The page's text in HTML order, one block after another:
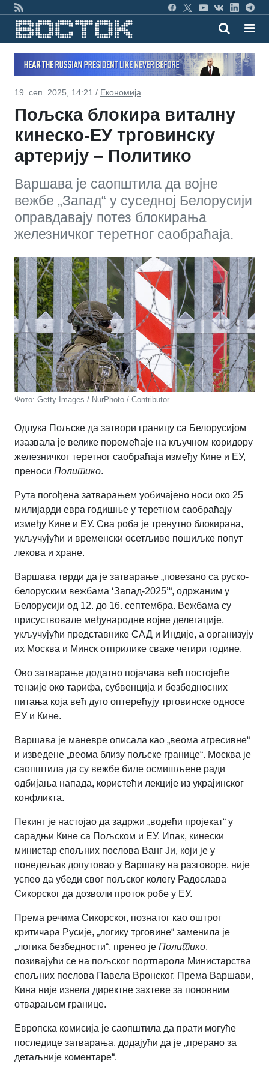
19. сеп. 2025, 14:21 / Економија
Пољска блокира виталну
кинеско-ЕУ трговинску
артерију – Политико
Варшава је саопштила да војне
вежбе „Запад“ у суседној Белорусији
оправдавају потез блокирања
железничког теретног саобраћаја.
Фото: Getty Images / NurPhoto / Contributor
Одлука Пољске да затвори границу са Белорусијом
изазвала је велике поремећаје на кључном коридору
железничког теретног саобраћаја између Кине и ЕУ,
преноси Политико.
Рута погођена затварањем уобичајено носи око 25
милијарди евра годишње у теретном саобраћају
између Кине и ЕУ. Сва роба је тренутно блокирана,
укључујући и временски осетљиве пошиљке попут
лекова и хране.
Варшава тврди да је затварање „повезано са руско-
белоруским вежбама ‘Запад-2025’“, одржаним у
Белорусији од 12. до 16. септембра. Вежбама су
присуствовале међународне војне делегације,
укључујући представнике САД и Индије, а организују
их Москва и Минск отприлике сваке четири године.
Ово затварање додатно појачава већ постојеће
тензије око тарифа, субвенција и безбедносних
питања која већ дуго оптерећују трговинске односе
ЕУ и Кине.
Варшава је маневре описала као „веома агресивне“
и изведене „веома близу пољске границе“. Москва је
саопштила да су вежбе биле осмишљене ради
одбијања напада, користећи лекције из украјинског
конфликта.
Пекинг је настојао да задржи „водећи пројекат“ у
сарадњи Кине са Пољском и ЕУ. Ипак, кинески
министар спољних послова Ванг Ји, који је у
понедељак допутовао у Варшаву на разговоре, није
успео да убеди свог пољског колегу Радослава
Сикорског да дозволи проток робе у ЕУ.
Према речима Сикорског, познатог као оштрог
критичара Русије, „логику трговине“ заменила је
„логика безбедности“, пренео је Политико,
позивајући се на пољског портпарола Министарства
спољних послова Павела Вронског. Према Варшави,
Кина није изнела директне захтеве за поновним
отварањем границе.
Европска комисија је саопштила да прати могуће
последице затварања, додајући да је „прерано за
детаљније коментаре“.